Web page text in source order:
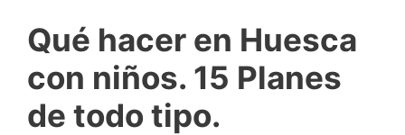
Qué hacer en Huesca
con niños. 15 Planes
de todo tipo.